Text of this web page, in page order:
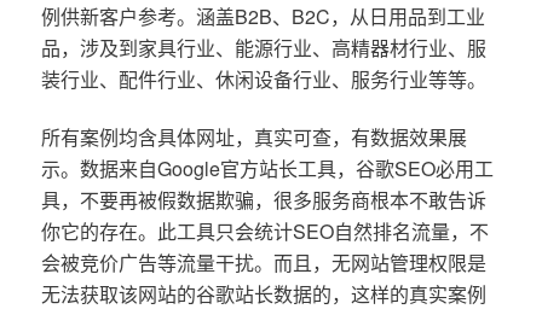
例供新客户参考。涵盖B2B、B2C，从日用品到工业
品，涉及到家具行业、能源行业、高精器材行业、服
装行业、配件行业、休闲设备行业、服务行业等等。
所有案例均含具体网址，真实可查，有数据效果展
示。数据来自Google官方站长工具，谷歌SEO必用工
具，不要再被假数据欺骗，很多服务商根本不敢告诉
你它的存在。此工具只会统计SEO自然排名流量，不
会被竞价广告等流量干扰。而且，无网站管理权限是
无法获取该网站的谷歌站长数据的，这样的真实案例